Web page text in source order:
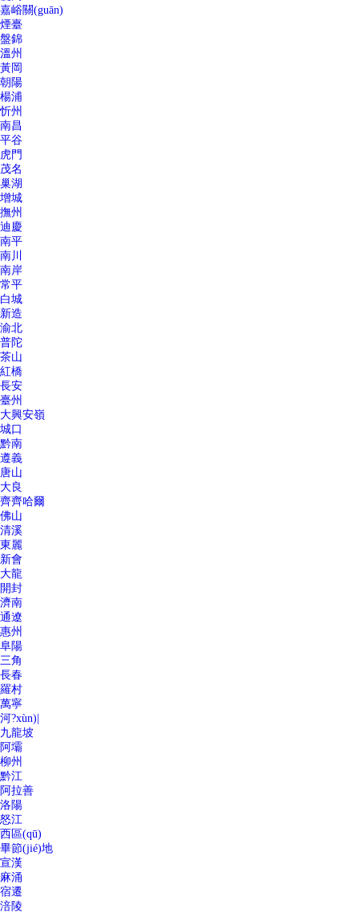
嘉峪關(guān)
煙臺
盤錦
溫州
黃岡
朝陽
楊浦
忻州
南昌
平谷
虎門
茂名
巢湖
增城
撫州
迪慶
南平
南川
南岸
常平
白城
新造
渝北
普陀
茶山
紅橋
長安
臺州
大興安嶺
城口
黔南
遵義
唐山
大良
齊齊哈爾
佛山
清溪
東麗
新會
大龍
開封
濟南
通遼
惠州
阜陽
三角
長春
羅村
萬寧
河?xùn)|
九龍坡
阿壩
柳州
黔江
阿拉善
洛陽
怒江
西區(qū)
畢節(jié)地
宣漢
麻涌
宿遷
涪陵